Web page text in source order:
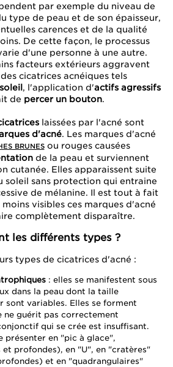
par exemple du niveau de
type de peau et de son épaisseur,
carences et de la qualité
De cette façon, le processus
d'une personne à une autre.
facteurs extérieurs aggravent
cicatrices acnéiques tels
, l'application d'actifs agressifs
de percer un bouton.
laissées par l'acné sont
d'acné. Les marques d'acné
BRUNESou rouges causées
de la peau et surviennent
cutanée. Elles apparaissent suite
soleil sans protection qui entraine
de mélanine. Il est tout à fait
visibles ces marques d'acné
complètement disparaître.
les différents types ?
types de cicatrices d'acné :
: elles se manifestent sous
dans la peau dont la taille
sont variables. Elles se forment
ne guérit pas correctement
qui se crée est insuffisant.
présenter en "pic à glace",
profondes), en "U", en "cratères"
et en "quadrangulaires"